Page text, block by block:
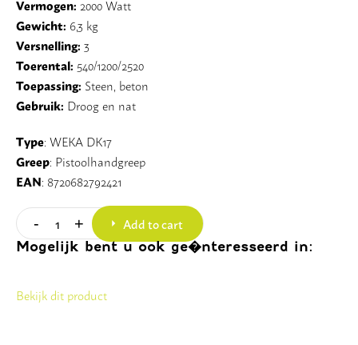
Vermogen: 2000 Watt
Gewicht: 6,3 kg
Versnelling: 3
Toerental: 540/1200/2520
Toepassing: Steen, beton
Gebruik: Droog en nat
Type: WEKA DK17
Greep: Pistoolhandgreep
EAN: 8720682792421
Quantity
- + Add to cart
Mogelijk bent u ook ge�nteresseerd in:
Bekijk dit product